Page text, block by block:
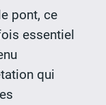
pont, ce
essentiel
qui